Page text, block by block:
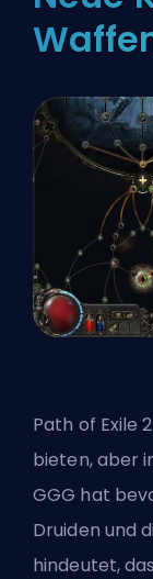
Path of Exile
bieten, aber
GGG hat
Druiden und
hindeutet,